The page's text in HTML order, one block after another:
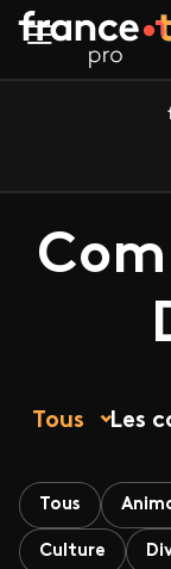
Aller au contenu
Tous Les
Tous
Culture